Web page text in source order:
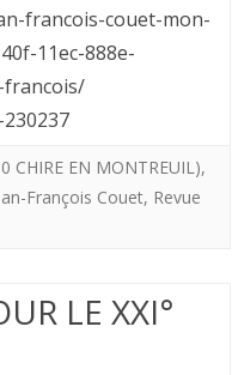
francois-couet-mon-
11ec-888e-
francois/
CHIRE EN MONTREUIL),
François Couet, Revue
LE XXI°